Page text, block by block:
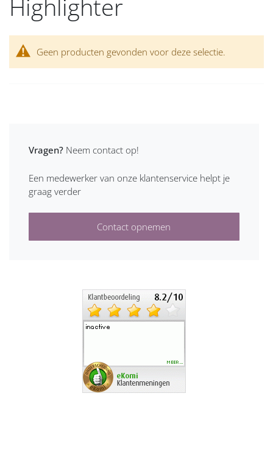
Highlighter
Geen producten gevonden voor deze selectie.
Vragen? Neem contact op!
Een medewerker van onze klantenservice helpt je
graag verder
Contact opnemen